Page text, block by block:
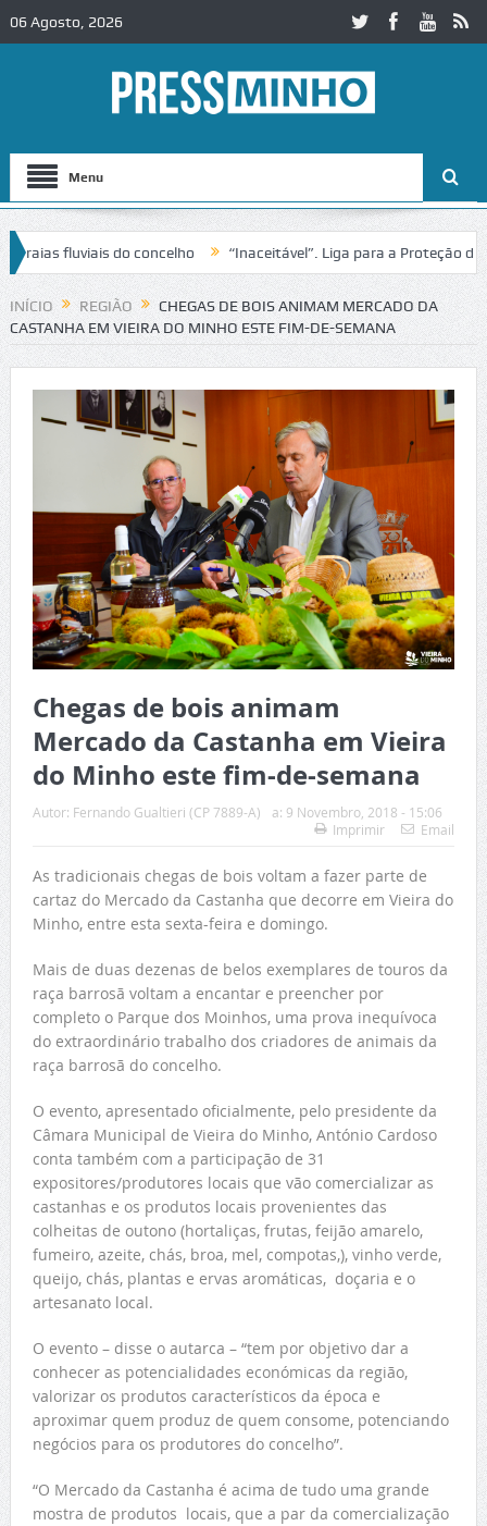
06 Agosto, 2026
Menu
fluviais do concelho “Inaceitável”. Liga para a Proteção da
no IC2 em Alcobaça Igreja do Castelo de Cerveira
INÍCIO REGIÃO
CHEGAS DE BOIS ANIMAM MERCADO DA
CASTANHA EM VIEIRA DO MINHO ESTE FIM-DE-SEMANA
Chegas de bois animam
Mercado da Castanha em Vieira
do Minho este fim-de-semana
Autor: Fernando Gualtieri (CP 7889-A) a: 9 Novembro, 2018 - 15:06
Imprimir
Email
As tradicionais chegas de bois voltam a fazer parte de
cartaz do Mercado da Castanha que decorre em Vieira do
Minho, entre esta sexta-feira e domingo.
Mais de duas dezenas de belos exemplares de touros da
raça barrosã voltam a encantar e preencher por
completo o Parque dos Moinhos, uma prova inequívoca
do extraordinário trabalho dos criadores de animais da
raça barrosã do concelho.
O evento, apresentado oficialmente, pelo presidente da
Câmara Municipal de Vieira do Minho, António Cardoso
conta também com a participação de 31
expositores/produtores locais que vão comercializar as
castanhas e os produtos locais provenientes das
colheitas de outono (hortaliças, frutas, feijão amarelo,
fumeiro, azeite, chás, broa, mel, compotas,), vinho verde,
queijo, chás, plantas e ervas aromáticas, doçaria e o
artesanato local.
O evento – disse o autarca – “tem por objetivo dar a
conhecer as potencialidades económicas da região,
valorizar os produtos característicos da época e
aproximar quem produz de quem consome, potenciando
negócios para os produtores do concelho”.
“O Mercado da Castanha é acima de tudo uma grande
mostra de produtos locais, que a par da comercialização